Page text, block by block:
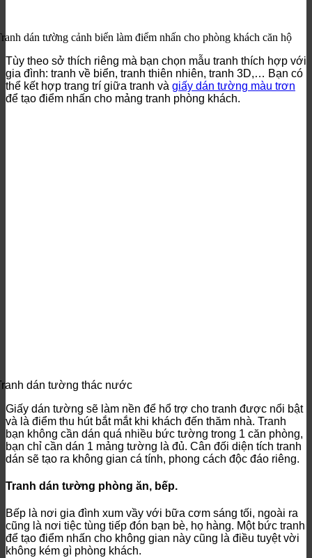
dán tường cảnh biển làm điểm nhấn cho phòng khách căn hộ
Tùy theo sở thích riêng mà bạn chọn mẫu tranh thích hợp với
gia đình: tranh về biển, tranh thiên nhiên, tranh 3D,… Bạn có
thể kết hợp trang trí giữa tranh và giấy dán tường màu trơn
để tạo điểm nhấn cho mảng tranh phòng khách.
dán tường thác nước
Giấy dán tường sẽ làm nền để hổ trợ cho tranh được nổi bật
và là điểm thu hút bắt mắt khi khách đến thăm nhà. Tranh
bạn không cần dán quá nhiều bức tường trong 1 căn phòng,
bạn chỉ cần dán 1 mảng tường là đủ. Cân đối diện tích tranh
dán sẽ tạo ra không gian cá tính, phong cách độc đáo riêng.
Tranh dán tường phòng ăn, bếp.
Bếp là nơi gia đình xum vầy với bữa cơm sáng tối, ngoài ra
cũng là nơi tiệc tùng tiếp đón bạn bè, họ hàng. Một bức tranh
để tạo điểm nhấn cho không gian này cũng là điều tuyệt vời
không kém gì phòng khách.